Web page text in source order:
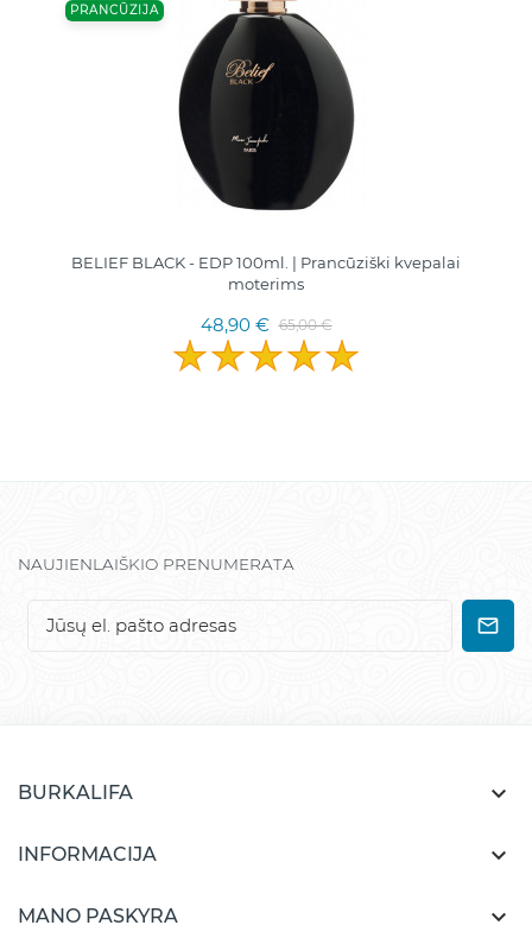
PRANCŪZIJA
BELIEF BLACK - EDP 100ml. | Prancūziški kvepalai
moterims
48,90 € 65,00 €
NAUJIENLAIŠKIO PRENUMERATA
BURKALIFA 
INFORMACIJA 
MANO PASKYRA 